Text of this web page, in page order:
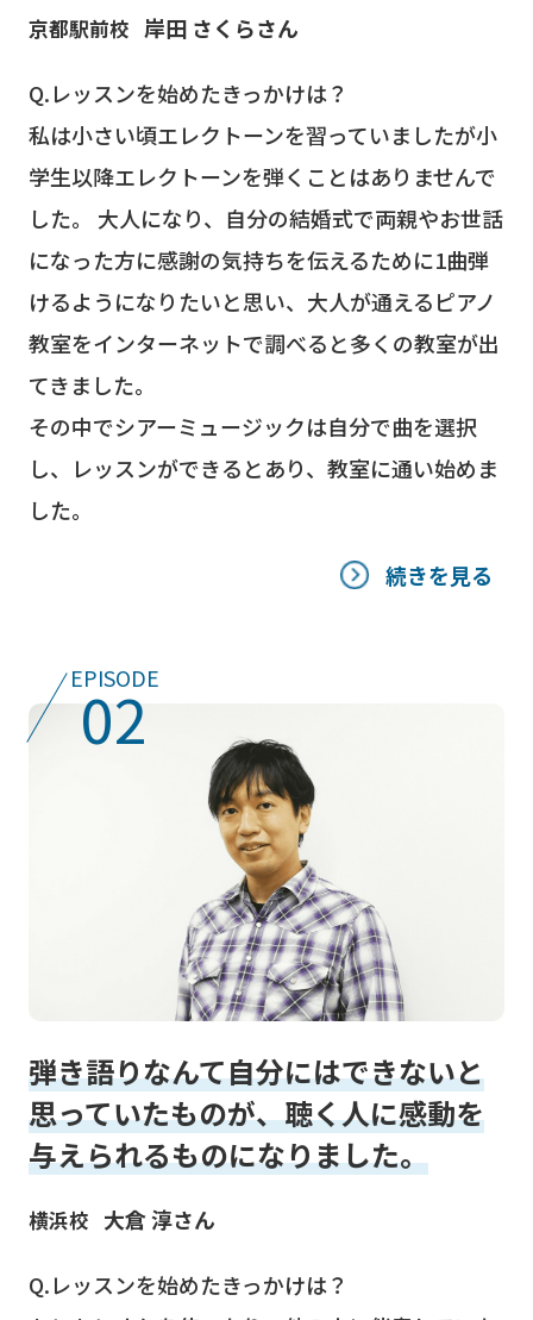
京都駅前校 岸田 さくらさん
Q.レッスンを始めたきっかけは？
私は小さい頃エレクトーンを習っていましたが小
学生以降エレクトーンを弾くことはありませんで
した。 大人になり、自分の結婚式で両親やお世話
になった方に感謝の気持ちを伝えるために1曲弾
けるようになりたいと思い、大人が通えるピアノ
教室をインターネットで調べると多くの教室が出
てきました。
その中でシアーミュージックは自分で曲を選択
し、レッスンができるとあり、教室に通い始めま
した。
続きを見る
EPISODE
02
弾き語りなんて自分にはできないと
思っていたものが、聴く人に感動を
与えられるものになりました。
横浜校 大倉 淳さん
Q.レッスンを始めたきっかけは？